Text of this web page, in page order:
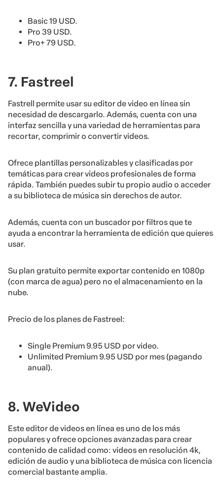
Basic 19 USD.
Pro 39 USD.
Pro+ 79 USD.
7. Fastreel
Fastrell permite usar su editor de video en línea sin
necesidad de descargarlo. Además, cuenta con una
interfaz sencilla y una variedad de herramientas para
recortar, comprimir o convertir videos.
Ofrece plantillas personalizables y clasificadas por
temáticas para crear videos profesionales de forma
rápida. También puedes subir tu propio audio o acceder
a su biblioteca de música sin derechos de autor.
Además, cuenta con un buscador por filtros que te
ayuda a encontrar la herramienta de edición que quieres
usar.
Su plan gratuito permite exportar contenido en 1080p
(con marca de agua) pero no el almacenamiento en la
nube.
Precio de los planes de Fastreel:
Single Premium 9.95 USD por video.
Unlimited Premium 9.95 USD por mes (pagando
anual).
8. WeVideo
Este editor de videos en línea es uno de los más
populares y ofrece opciones avanzadas para crear
contenido de calidad como: videos en resolución 4k,
edición de audio y una biblioteca de música con licencia
comercial bastante amplia.